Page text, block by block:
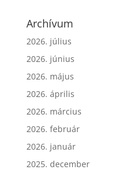
Archívum
2026. július
2026. június
2026. május
2026. április
2026. március
2026. február
2026. január
2025. december